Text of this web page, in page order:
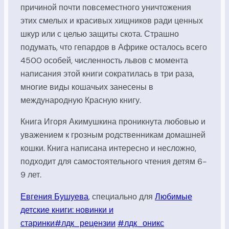
причиной почти повсеместного уничтожения
этих смелых и красивых хищников ради ценных
шкур или с целью защиты скота. Страшно
подумать, что гепардов в Африке осталось всего
4500 особей, численность львов с момента
написания этой книги сократилась в три раза,
многие виды кошачьих занесены в
международную Красную книгу.
Книга Игоря Акимушкина проникнута любовью и
уважением к грозным родственникам домашней
кошки. Книга написана интересно и несложно,
подходит для самостоятельного чтения детям 6-
9 лет.
Евгения Бушуева, специально для Любимые
детские книги: новинки и
старинки#лдк_рецензии #лдк_оникс